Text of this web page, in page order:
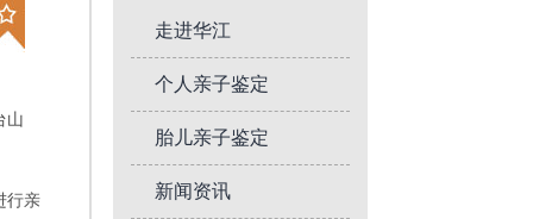
走进华江
个人亲子鉴定
胎儿亲子鉴定
新闻资讯
山
行亲